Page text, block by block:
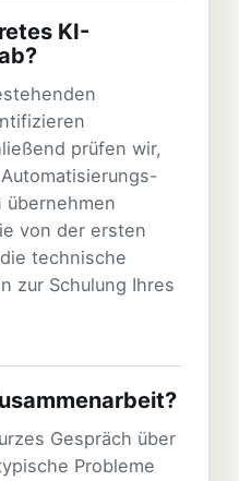
KI-
prüfen wir,
übernehmen
von der ersten
technische
zur Schulung Ihres
Gespräch über
Probleme